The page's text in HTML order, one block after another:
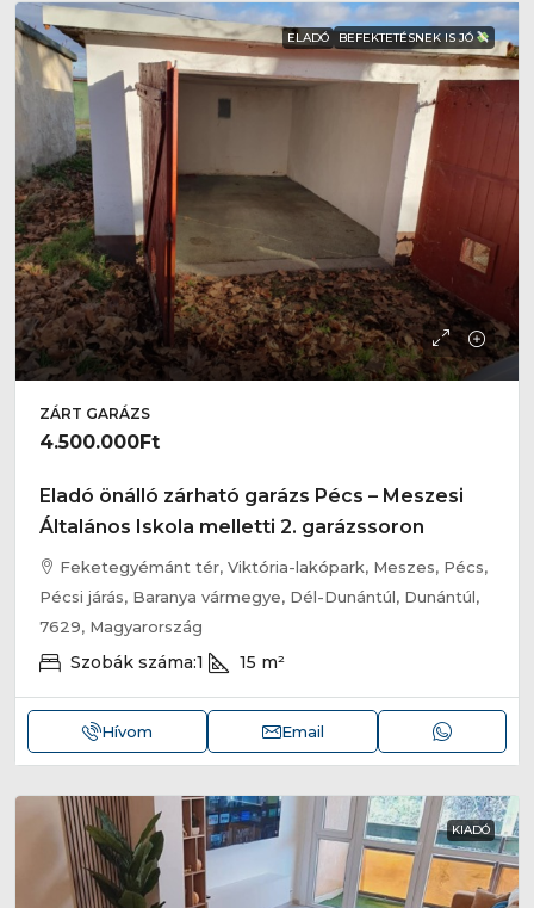
ELADÓ BEFEKTETÉSNEK IS JÓ
ZÁRT GARÁZS
4.500.000Ft
Eladó önálló zárható garázs Pécs – Meszesi
Általános Iskola melletti 2. garázssoron
Feketegyémánt tér, Viktória-lakópark, Meszes, Pécs,
Pécsi járás, Baranya vármegye, Dél-Dunántúl, Dunántúl,
7629, Magyarország
Szobák száma:1 15 m²
Hívom Email
KIADÓ